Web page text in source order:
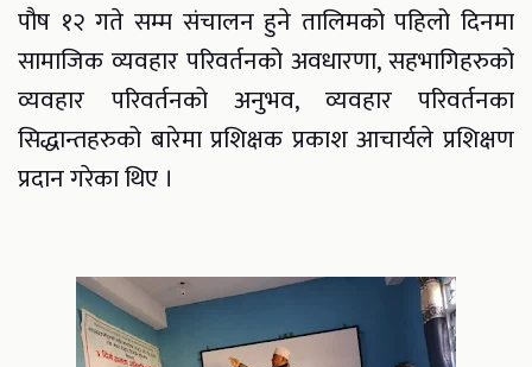
पौष १२ गते सम्म संचालन हुने तालिमको पहिलो दिनमा
सामाजिक व्यवहार परिवर्तनको अवधारणा, सहभागिहरुको
व्यवहार परिवर्तनको अनुभव, व्यवहार परिवर्तनका
सिद्धान्तहरुको बारेमा प्रशिक्षक प्रकाश आचार्यले प्रशिक्षण
प्रदान गरेका थिए ।